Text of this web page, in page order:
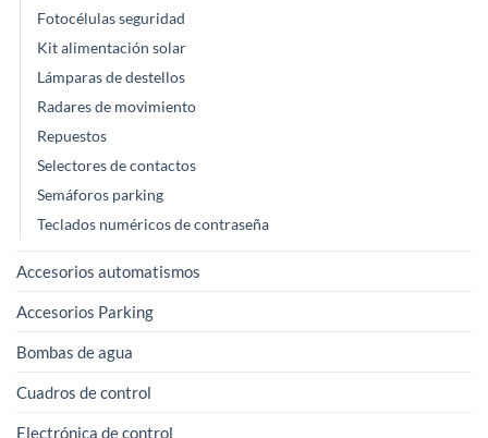
Fotocélulas seguridad
Kit alimentación solar
Lámparas de destellos
Radares de movimiento
Repuestos
Selectores de contactos
Semáforos parking
Teclados numéricos de contraseña
Accesorios automatismos
Accesorios Parking
Bombas de agua
Cuadros de control
Electrónica de control